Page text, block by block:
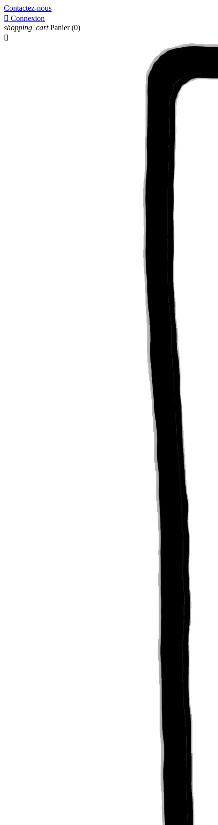
Contactez-nous
 Connexion
shopping_cart Panier (0)
